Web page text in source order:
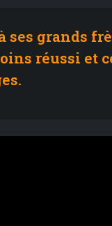
grands
réussi et